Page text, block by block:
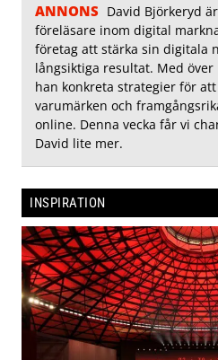
ANNONS David Björkeryd
föreläsare inom digital
företag att stärka sin digitala
långsiktiga resultat. Med
han konkreta strategier för
varumärken och
online. Denna vecka får vi
David lite mer.
INSPIRATION